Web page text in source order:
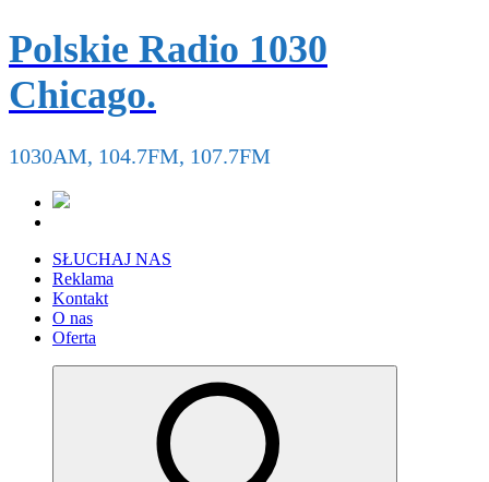
Polskie Radio 1030
Chicago.
1030AM, 104.7FM, 107.7FM
SŁUCHAJ NAS
Reklama
Kontakt
O nas
Oferta